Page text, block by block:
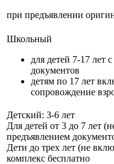
при предъявлении
Школьный
для детей 7-17 лет
документов
детям по 17 лет
сопровождение
Детский: 3-6 лет
Для детей от 3 до 7 лет
предъявлением
Дети до трех лет (не
комплекс бесплатно